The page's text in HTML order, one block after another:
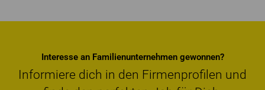
Interesse an Familienunternehmen gewonnen?
Informiere dich in den Firmenprofilen und